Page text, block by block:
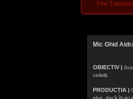
Fine
Mic Ghid
OBIECTIV |
ceilalţi.
PRODUCȚIA |
plus, dacă îţi iei